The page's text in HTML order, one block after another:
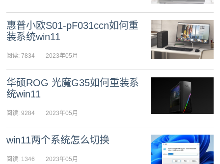
惠普小欧S01-pF031ccn如何重
装系统win11
阅读: 7834
2023年05月
05日 09:31:11
华硕ROG 光魔G35如何重装系
统win11
阅读: 9284
2023年05月
05日 09:12:00
win11两个系统怎么切换
阅读: 1346 2023年05月